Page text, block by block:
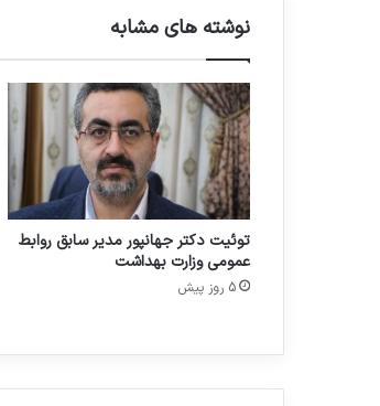
ل
ی
ع
ل
ی
ز
ا
د
ه
د
ر
ج
ه
نوشته های مشابه
توئیت دکتر جهانپور مدیر سابق روابط
عمومی وزارت بهداشت
5 روز پیش